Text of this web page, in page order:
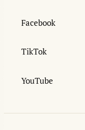
Facebook
TikTok
YouTube